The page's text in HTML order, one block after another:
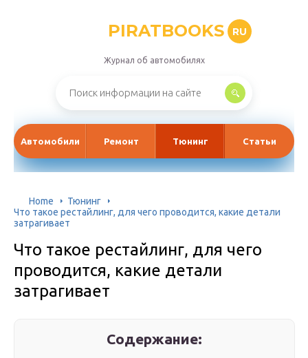
PIRATBOOKS RU
Журнал об автомобилях
Автомобили Ремонт Тюнинг Статьи
Home
Тюнинг
Что такое рестайлинг, для чего проводится, какие детали
затрагивает
Что такое рестайлинг, для чего
проводится, какие детали
затрагивает
Содержание: